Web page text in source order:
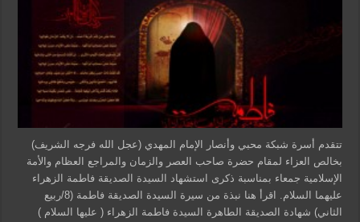
تتقدم أسرة شبكة محبي وأنصار الإمام المهدي (عجل الله فرجه الشريف)
بخالص العزاء لمقام حضرة صاحب العصر والزمان والمراجع العظام والأمة
الإسلامية جمعاء بمناسبة ذكرى استشهاد السيدة الصديقة فاطمة الزهراء
عليهما السلام. اقرأ هنا نبذة من سيرة السيدة الصديقة فاطمة (8/ربيع
الثاني) شهادة الصديقة الطاهرة السيدة فاطمة الزهراء ( عليها السلام )